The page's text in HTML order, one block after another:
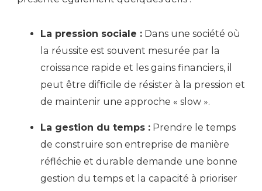
La pression sociale : Dans une société où
la réussite est souvent mesurée par la
croissance rapide et les gains financiers, il
peut être difficile de résister à la pression et
de maintenir une approche « slow ».
La gestion du temps : Prendre le temps
de construire son entreprise de manière
réfléchie et durable demande une bonne
gestion du temps et la capacité à prioriser